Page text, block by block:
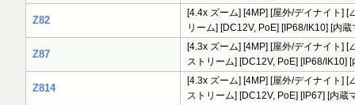
Z82
[4.4x ズーム] [4MP] [屋外/デイナイト]
リーム] [DC12V, PoE] [IP68/IK10] [内蔵
Z87
[4.3x ズーム] [4MP] [屋外/デイナイト]
ストリーム] [DC12V, PoE] [IP68/IK10]
Z814
[4.3x ズーム] [4MP] [屋外/デイナイト]
ストリーム] [DC12V, PoE] [IP67] [内蔵